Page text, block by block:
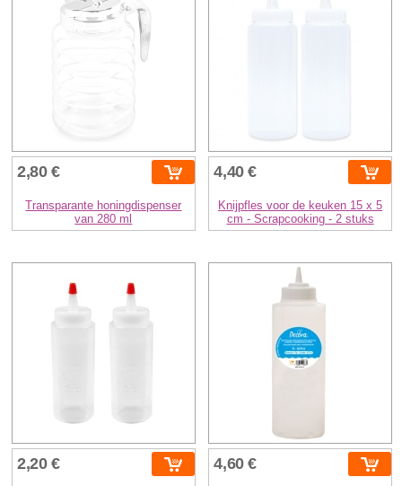
2,80 €
Transparante honingdispenser
van 280 ml
4,40 €
Knijpfles voor de keuken 15 x 5
cm - Scrapcooking - 2 stuks
2,20 € 4,60 €